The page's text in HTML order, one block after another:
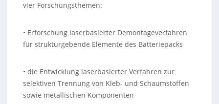
vier Forschungsthemen:
• Erforschung laserbasierter Demontageverfahren
für strukturgebende Elemente des Batteriepacks
• die Entwicklung laserbasierter Verfahren zur
selektiven Trennung von Kleb- und Schaumstoffen
sowie metallischen Komponenten